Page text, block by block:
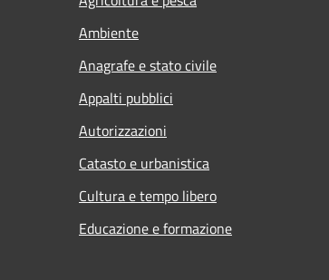
Ambiente
Anagrafe e stato civile
Appalti pubblici
Autorizzazioni
Catasto e urbanistica
Cultura e tempo libero
Educazione e formazione